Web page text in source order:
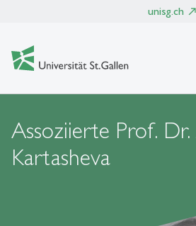
unisg.ch
Assoziierte Prof. Dr.
Kartasheva